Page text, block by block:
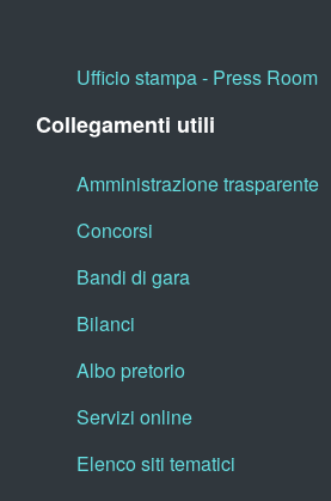
Ufficio stampa - Press Room
Collegamenti utili
Amministrazione trasparente
Concorsi
Bandi di gara
Bilanci
Albo pretorio
Servizi online
Elenco siti tematici